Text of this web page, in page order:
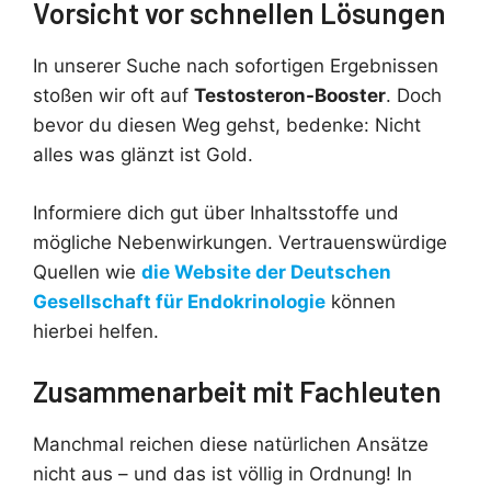
Vorsicht vor schnellen Lösungen
In unserer Suche nach sofortigen Ergebnissen
stoßen wir oft auf Testosteron-Booster. Doch
bevor du diesen Weg gehst, bedenke: Nicht
alles was glänzt ist Gold.
Informiere dich gut über Inhaltsstoffe und
mögliche Nebenwirkungen. Vertrauenswürdige
Quellen wie die Website der Deutschen
Gesellschaft für Endokrinologie können
hierbei helfen.
Zusammenarbeit mit Fachleuten
Manchmal reichen diese natürlichen Ansätze
nicht aus – und das ist völlig in Ordnung! In